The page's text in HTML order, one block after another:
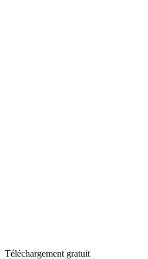
Téléchargement gratuit